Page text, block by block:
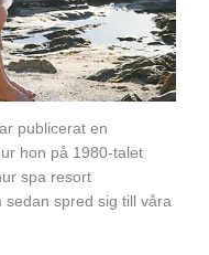
publicerat en
hon på 1980-talet
spa resort
sedan spred sig till våra